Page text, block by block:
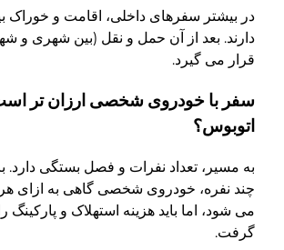
در بیشتر سفرهای داخلی، اقامت و خوراک
دارند. بعد از آن حمل و نقل (بین شهری و
قرار می گیرد.
سفر با خودروی شخصی ارزان تر است
اتوبوس؟
به مسیر، تعداد نفرات و فصل بستگی دارد.
چند نفره، خودروی شخصی گاهی به ازای هر
می شود، اما باید هزینه استهلاک و پارکینگ
گرفت.